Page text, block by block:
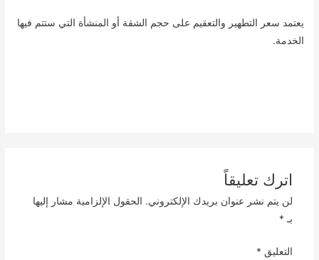
يعتمد سعر التطهير والتعقيم على حجم الشقة أو المنشأة التي ستتم فيها
الخدمة.
اترك تعليقاً
لن يتم نشر عنوان بريدك الإلكتروني. الحقول الإلزامية مشار إليها
بـ *
التعليق *